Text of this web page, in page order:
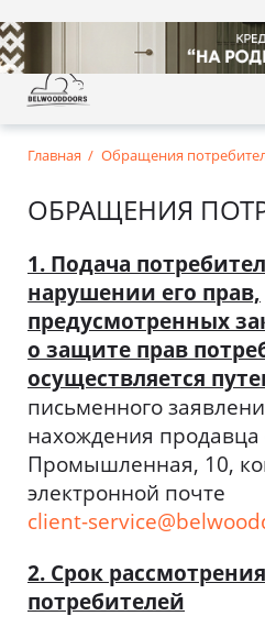
Главная Обращения
ОБРАЩЕНИЯ
1. Подача
нарушении его прав,
предусмотренных
о защите прав
осуществляется
письменного
нахождения продавца
Промышленная, 10,
электронной почте
client-
2. Срок
потребителей